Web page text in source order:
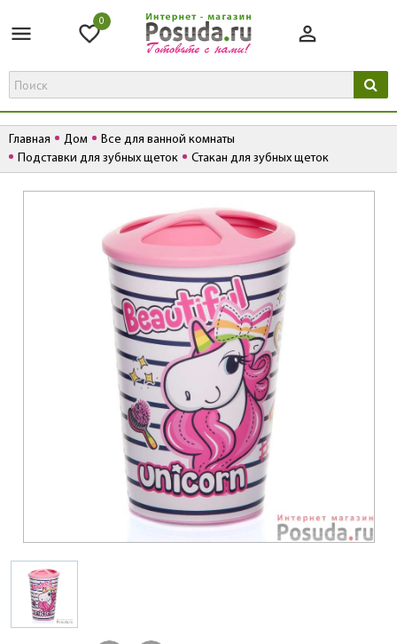
0
Главная Дом
Все для ванной комнаты
Подставки для зубных щеток
Стакан для зубных щеток